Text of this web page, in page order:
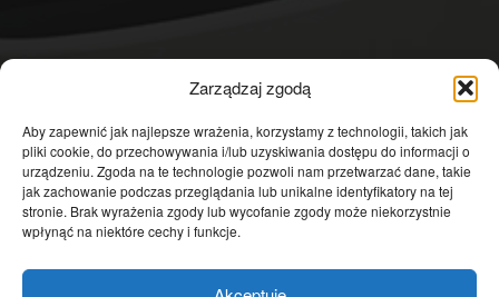
Zarządzaj zgodą
Aby zapewnić jak najlepsze wrażenia, korzystamy z technologii, takich jak
pliki cookie, do przechowywania i/lub uzyskiwania dostępu do informacji o
urządzeniu. Zgoda na te technologie pozwoli nam przetwarzać dane, takie
jak zachowanie podczas przeglądania lub unikalne identyfikatory na tej
stronie. Brak wyrażenia zgody lub wycofanie zgody może niekorzystnie
wpłynąć na niektóre cechy i funkcje.
Temat dnia
4601
Publicystyka
4363
Polityka
3639
Polska
Społeczeństwo
2823